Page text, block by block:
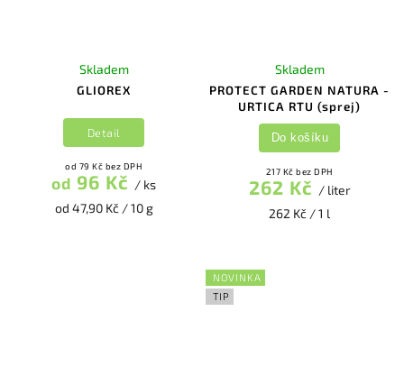
GLIOREX
Skladem
od 79 Kč bez DPH
od 96 Kč / ks
od 47,90 Kč / 10 g
Detail
PROTECT GARDEN NATURA -
URTICA RTU (sprej)
Skladem
217 Kč bez DPH
262 Kč / liter
262 Kč / 1 l
Do košíku
NOVINKA
TIP